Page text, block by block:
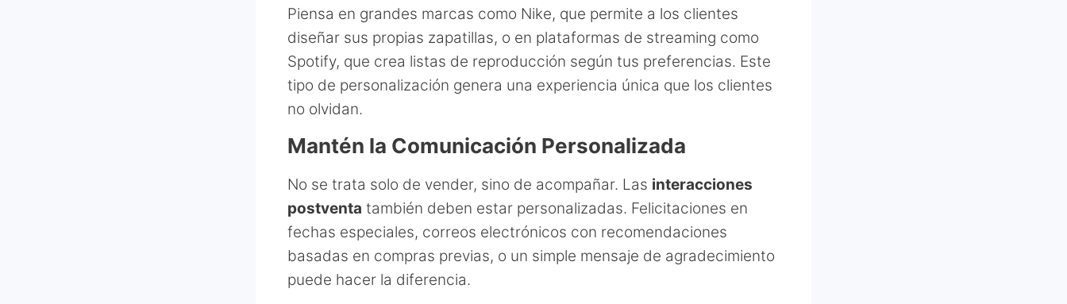
Piensa en grandes marcas como Nike, que permite a los clientes
diseñar sus propias zapatillas, o en plataformas de streaming como
Spotify, que crea listas de reproducción según tus preferencias. Este
tipo de personalización genera una experiencia única que los clientes
no olvidan.
Mantén la Comunicación Personalizada
No se trata solo de vender, sino de acompañar. Las interacciones
postventa también deben estar personalizadas. Felicitaciones en
fechas especiales, correos electrónicos con recomendaciones
basadas en compras previas, o un simple mensaje de agradecimiento
puede hacer la diferencia.